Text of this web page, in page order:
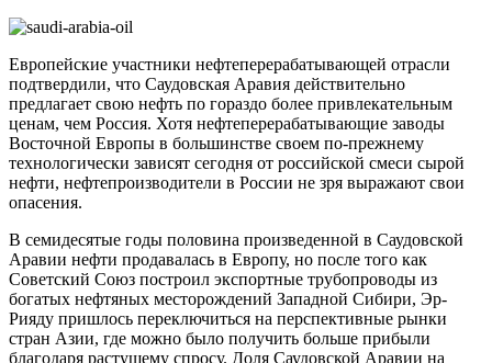
Европейские участники нефтеперерабатывающей отрасли
подтвердили, что Саудовская Аравия действительно
предлагает свою нефть по гораздо более привлекательным
ценам, чем Россия. Хотя нефтеперерабатывающие заводы
Восточной Европы в большинстве своем по-прежнему
технологически зависят сегодня от российской смеси сырой
нефти, нефтепроизводители в России не зря выражают свои
опасения.
В семидесятые годы половина произведенной в Саудовской
Аравии нефти продавалась в Европу, но после того как
Советский Союз построил экспортные трубопроводы из
богатых нефтяных месторождений Западной Сибири, Эр-
Рияду пришлось переключиться на перспективные рынки
стран Азии, где можно было получить больше прибыли
благодаря растущему спросу. Доля Саудовской Аравии на